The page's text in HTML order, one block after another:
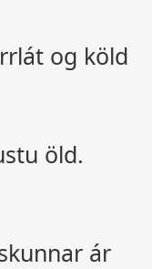
og köld
öld.
ár